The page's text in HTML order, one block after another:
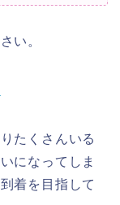
い。
たくさんいる
になってしま
着を目指して